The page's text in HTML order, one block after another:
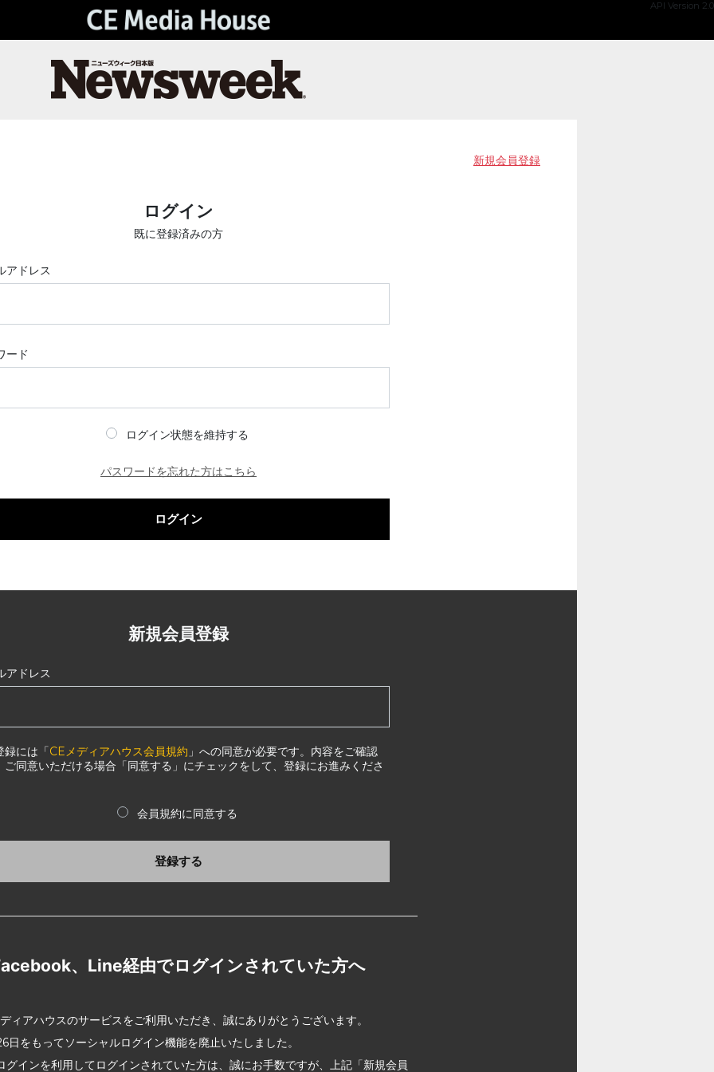
API Version 2.0
新規会員登録
ログイン
既に登録済みの方
アドレス
ード
ログイン状態を維持する
パスワードを忘れた方はこちら
ログイン
新規会員登録
アドレス
録には「CEメディアハウス会員規約 」への同意が必要です。内容をご確認
ご同意いただける場合「同意する」にチェックをして、登録にお進みくださ
会員規約に同意する
登録する
、Line経由でログインされていた方へ
ィアハウスのサービスをご利用いただき、誠にありがとうございます。
日をもってソーシャルログイン機能を廃止いたしました。
グインを利用してログインされていた方は、誠にお手数ですが、上記「新規会員